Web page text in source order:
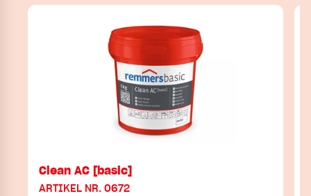
Clean AC [basic]
ARTIKEL NR. 0672